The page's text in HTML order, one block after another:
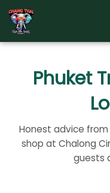
Skip
content
Phuket
Honest advice
shop at Chalong
guests